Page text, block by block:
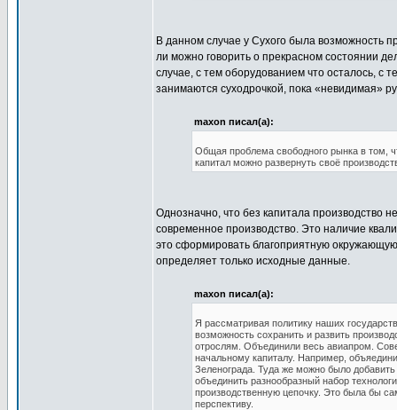
В данном случае у Сухого была возможность
ли можно говорить о прекрасном состоянии
случае, с тем оборудованием что осталось, с
занимаются суходрочкой, пока «невидимая»
maxon писал(а):
Общая проблема свободного рынка в том,
капитал можно развернуть своё
Однозначно, что без капитала производство
современное производство. Это наличие
это сформировать благоприятную
определяет только исходные данные.
maxon писал(а):
Я рассматривая политику наших
возможность сохранить и развить
отрослям. Объединили весь авиапром.
начальному капиталу. Например,
Зеленограда. Туда же можно было
объединить разнообразный набор
производственную цепочку. Это была бы
перспективу.